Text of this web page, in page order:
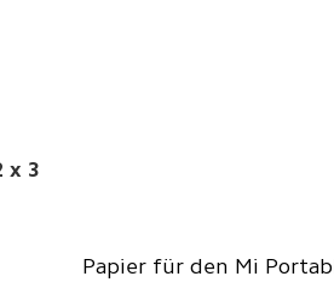
x 3
Papier für den Mi